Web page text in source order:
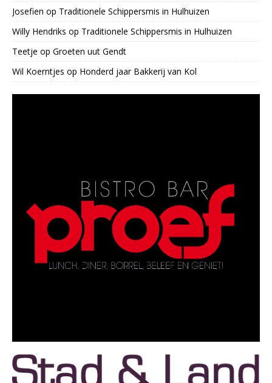
Josefien op Traditionele Schippersmis in Hulhuizen
Willy Hendriks op Traditionele Schippersmis in Hulhuizen
Teetje op Groeten uut Gendt
Wil Koerntjes op Honderd jaar Bakkerij van Kol